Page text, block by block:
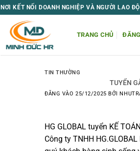
NƠI KẾT NỐI DOANH NGHIỆP VÀ NGƯỜI LAO
TRANG CHỦ
TIN THƯỜNG
TUYỂN
ĐĂNG VÀO25/12/2025 BỞI
HG GLOBAL tuyển KẾ
Công ty TNHH